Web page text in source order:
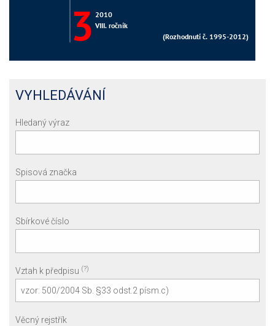
VYHLEDÁVÁNÍ
Hledaný výraz
Spisová značka
Sbírkové číslo
Vztah k předpisu (?)
Věcný rejstřík